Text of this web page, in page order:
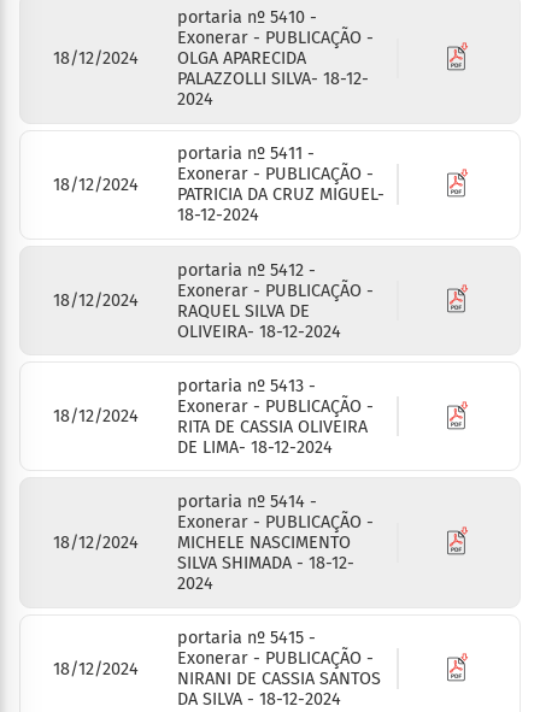
18/12/2024
portaria nº 5410 -
Exonerar - PUBLICAÇÃO -
OLGA APARECIDA
PALAZZOLLI SILVA- 18-12-
2024
18/12/2024
portaria nº 5411 -
Exonerar - PUBLICAÇÃO -
PATRICIA DA CRUZ MIGUEL-
18-12-2024
18/12/2024
portaria nº 5412 -
Exonerar - PUBLICAÇÃO -
RAQUEL SILVA DE
OLIVEIRA- 18-12-2024
18/12/2024
portaria nº 5413 -
Exonerar - PUBLICAÇÃO -
RITA DE CASSIA OLIVEIRA
DE LIMA- 18-12-2024
18/12/2024
portaria nº 5414 -
Exonerar - PUBLICAÇÃO -
MICHELE NASCIMENTO
SILVA SHIMADA - 18-12-
2024
18/12/2024
portaria nº 5415 -
Exonerar - PUBLICAÇÃO -
NIRANI DE CASSIA SANTOS
DA SILVA - 18-12-2024